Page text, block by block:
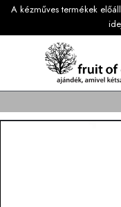
A kézműves termékek